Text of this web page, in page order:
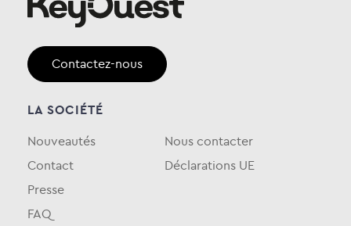
Contactez-nous
LA SOCIÉTÉ
Nouveautés
Contact
Presse
FAQ
Nous contacter
Déclarations UE